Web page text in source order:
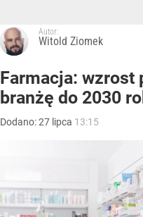
Autor:
Witold Ziomek
Farmacja: wzrost
branżę do 2030
Dodano:27 lipca 13:15